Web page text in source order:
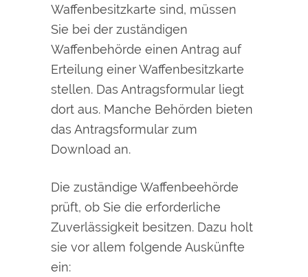
Waffenbesitzkarte sind, müssen
Sie bei der zuständigen
Waffenbehörde einen Antrag auf
Erteilung einer Waffenbesitzkarte
stellen. Das Antragsformular liegt
dort aus. Manche Behörden bieten
das Antragsformular zum
Download an.
Die zuständige Waffenbeehörde
prüft, ob Sie die erforderliche
Zuverlässigkeit besitzen. Dazu holt
sie vor allem folgende Auskünfte
ein: